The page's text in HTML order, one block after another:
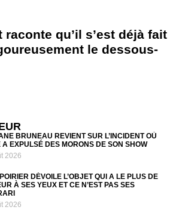
raconte qu’il s’est déjà fait
le dessous-
BRUNEAU REVIENT SUR L’INCIDENT OÙ
A EXPULSÉ DES MORONS DE SON SHOW
2026
DÉVOILE L’OBJET QUI A LE PLUS DE
À SES YEUX ET CE N’EST PAS SES
2026